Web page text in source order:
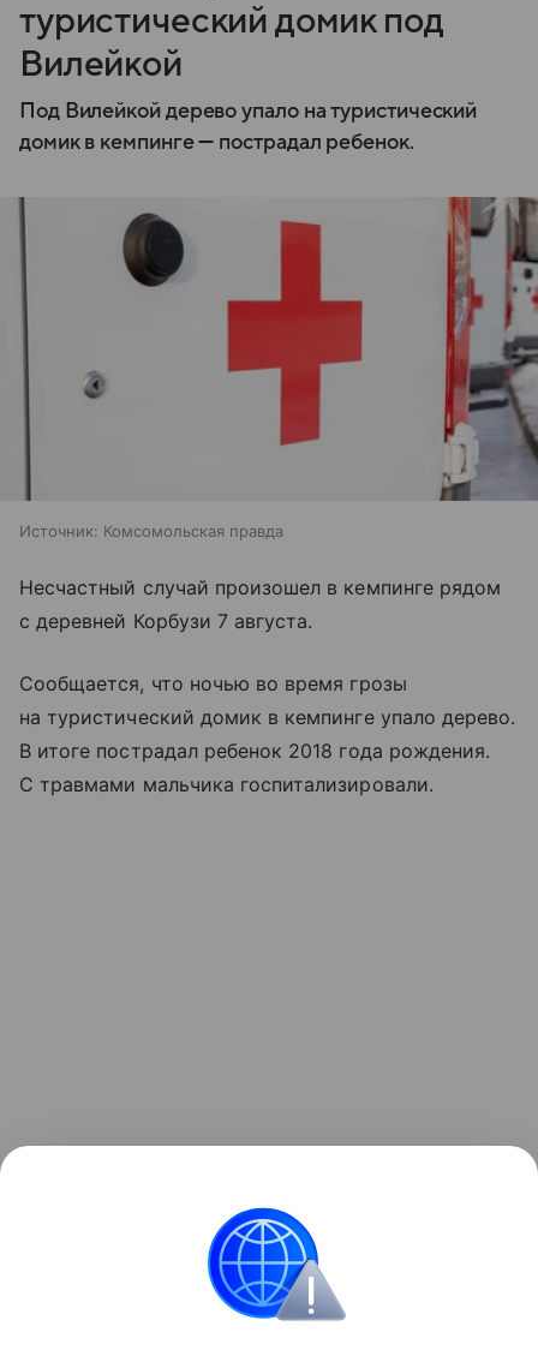
туристический домик под
Вилейкой
Под Вилейкой дерево упало на туристический
домик в кемпинге — пострадал ребенок.
Источник: Комсомольская правда
Несчастный случай произошел в кемпинге рядом
с деревней Корбузи 7 августа.
Сообщается, что ночью во время грозы
на туристический домик в кемпинге упало дерево.
В итоге пострадал ребенок 2018 года рождения.
С травмами мальчика госпитализировали.
Несчастный случай